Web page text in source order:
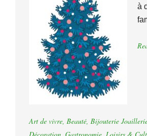
à
Art de vivre, Beauté, Bijouterie